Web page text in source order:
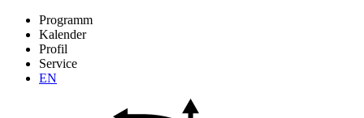
Programm
Kalender
Profil
Service
EN